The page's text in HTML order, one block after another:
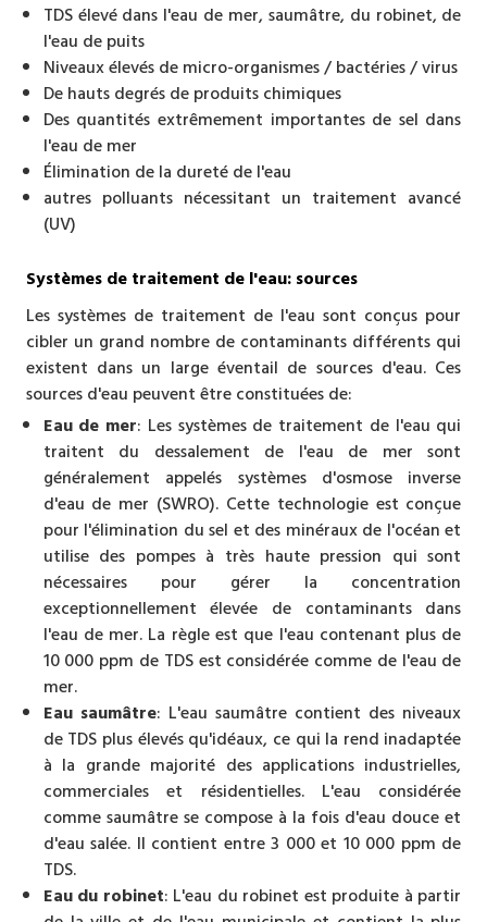
TDS élevé dans l'eau de mer, saumâtre, du robinet, de
l'eau de puits
Niveaux élevés de micro-organismes / bactéries / virus
De hauts degrés de produits chimiques
Des quantités extrêmement importantes de sel dans
l'eau de mer
Élimination de la dureté de l'eau
autres polluants nécessitant un traitement avancé
(UV)
Systèmes de traitement de l'eau: sources
Les systèmes de traitement de l'eau sont conçus pour
cibler un grand nombre de contaminants différents qui
existent dans un large éventail de sources d'eau. Ces
sources d'eau peuvent être constituées de:
Eau de mer: Les systèmes de traitement de l'eau qui
traitent du dessalement de l'eau de mer sont
généralement appelés systèmes d'osmose inverse
d'eau de mer (SWRO). Cette technologie est conçue
pour l'élimination du sel et des minéraux de l'océan et
utilise des pompes à très haute pression qui sont
nécessaires pour gérer la concentration
exceptionnellement élevée de contaminants dans
l'eau de mer. La règle est que l'eau contenant plus de
10 000 ppm de TDS est considérée comme de l'eau de
mer.
Eau saumâtre: L'eau saumâtre contient des niveaux
de TDS plus élevés qu'idéaux, ce qui la rend inadaptée
à la grande majorité des applications industrielles,
commerciales et résidentielles. L'eau considérée
comme saumâtre se compose à la fois d'eau douce et
d'eau salée. Il contient entre 3 000 et 10 000 ppm de
TDS.
Eau du robinet: L'eau du robinet est produite à partir